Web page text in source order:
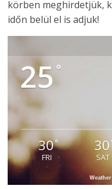
körben meghirdetjük,
időn belül el is adjuk!
25°
30°
FRI
30
SAT